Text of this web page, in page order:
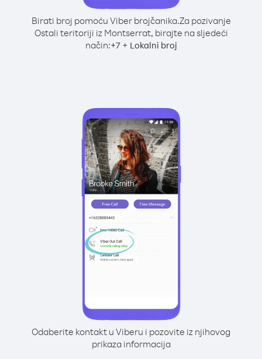
Birati broj pomoću Viber brojčanika.Za pozivanje
Ostali teritoriji iz Montserrat, birajte na sljedeći
način:+7+ Lokalni broj
Odaberite kontakt u Viberu i pozovite iz njihovog
prikaza informacija